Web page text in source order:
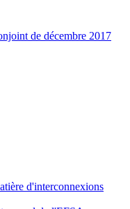
de décembre 2017
d'interconnexions